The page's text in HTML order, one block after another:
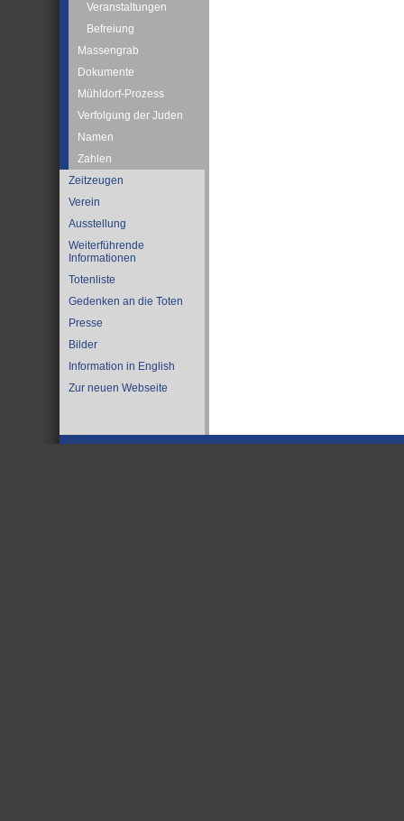
Veranstaltungen
Befreiung
Massengrab
Dokumente
Mühldorf-Prozess
Verfolgung der Juden
Namen
Zahlen
Zeitzeugen
Verein
Ausstellung
Weiterführende
Informationen
Totenliste
Gedenken an die Toten
Presse
Bilder
Information in English
Zur neuen Webseite